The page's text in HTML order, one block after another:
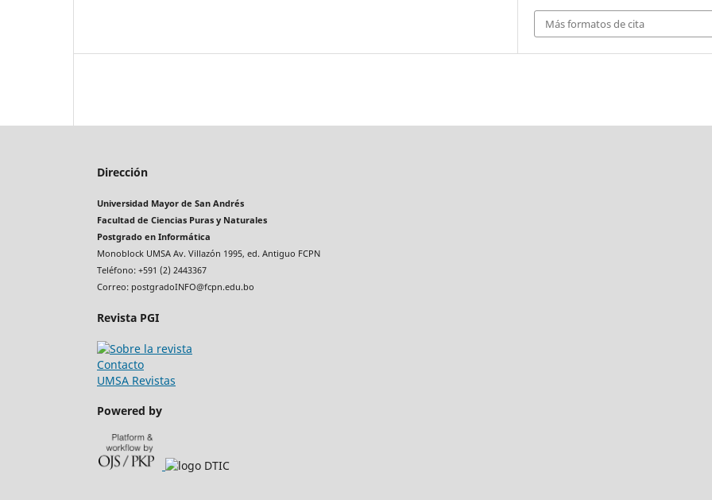
Más formatos de cita
Dirección
Universidad Mayor de San Andrés
Facultad de Ciencias Puras y Naturales
Postgrado en Informática
Monoblock UMSA Av. Villazón 1995, ed. Antiguo FCPN
Teléfono: +591 (2) 2443367
Correo: postgradoINFO@fcpn.edu.bo
Revista PGI
Contacto
UMSA Revistas
Powered by